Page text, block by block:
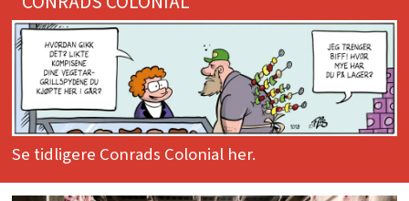
Se tidligere Conrads Colonial her.